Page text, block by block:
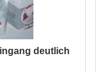
deutlich